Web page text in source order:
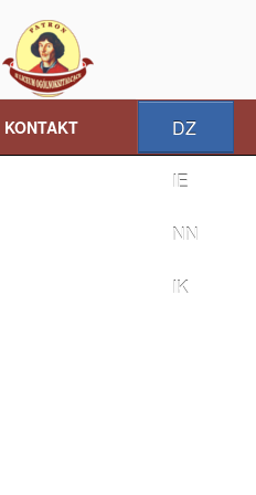
KONTAKT DZ
IE
NN
IK